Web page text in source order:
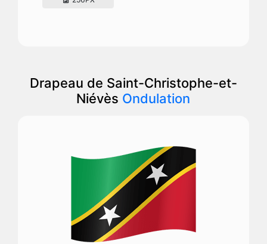
Drapeau de Saint-Christophe-et-
Niévès Ondulation